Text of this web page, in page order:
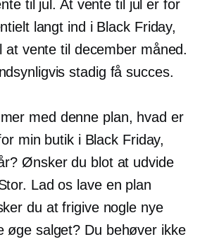
til jul. At vente til jul er for
langt ind i Black Friday,
at vente til december måned.
stadig få succes.
med denne plan, hvad er
min butik i Black Friday,
Ønsker du blot at udvide
Lad os lave en plan
du at frigive nogle nye
øge salget? Du behøver ikke